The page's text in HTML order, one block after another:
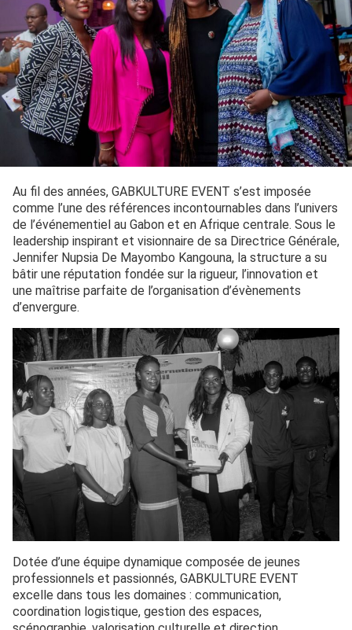
Au fil des années, GABKULTURE EVENT s’est imposée
comme l’une des références incontournables dans l’univers
de l’événementiel au Gabon et en Afrique centrale. Sous le
leadership inspirant et visionnaire de sa Directrice Générale,
Jennifer Nupsia De Mayombo Kangouna, la structure a su
bâtir une réputation fondée sur la rigueur, l’innovation et
une maîtrise parfaite de l’organisation d’évènements
d’envergure.
Dotée d’une équipe dynamique composée de jeunes
professionnels et passionnés, GABKULTURE EVENT
excelle dans tous les domaines : communication,
coordination logistique, gestion des espaces,